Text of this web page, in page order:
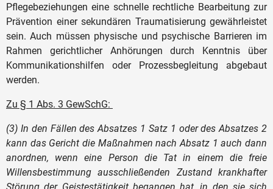
Pflegebeziehungen eine schnelle rechtliche Bearbeitung zur
Prävention einer sekundären Traumatisierung gewährleistet
sein. Auch müssen physische und psychische Barrieren im
Rahmen gerichtlicher Anhörungen durch Kenntnis über
Kommunikationshilfen oder Prozessbegleitung abgebaut
werden.
Zu § 1 Abs. 3 GewSchG:
(3) In den Fällen des Absatzes 1 Satz 1 oder des Absatzes 2
kann das Gericht die Maßnahmen nach Absatz 1 auch dann
anordnen, wenn eine Person die Tat in einem die freie
Willensbestimmung ausschließenden Zustand krankhafter